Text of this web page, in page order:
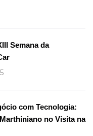
Semana da
com Tecnologia:
no Visita na